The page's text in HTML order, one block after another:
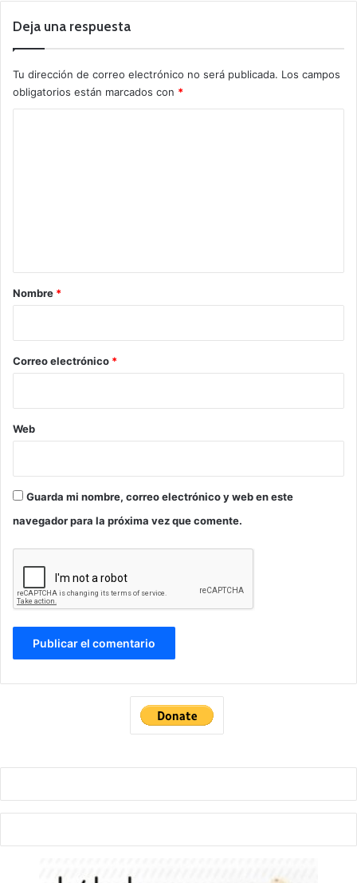
Deja una respuesta
Tu dirección de correo electrónico no será publicada. Los campos
obligatorios están marcados con *
r
*
Nombre *
Correo electrónico *
Web
Guarda mi nombre, correo electrónico y web en este
navegador para la próxima vez que comente.